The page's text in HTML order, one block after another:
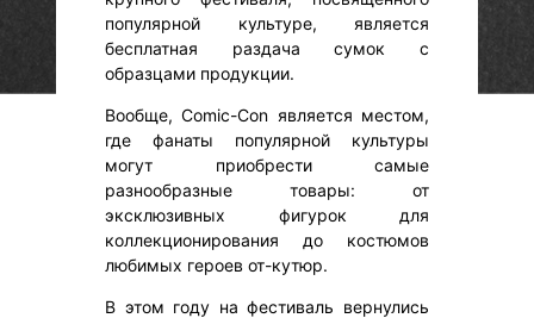
популярной культуре, является
бесплатная раздача сумок с
образцами продукции.
Вообще, Comic-Con является местом,
где фанаты популярной культуры
могут приобрести самые
разнообразные товары: от
эксклюзивных фигурок для
коллекционирования до костюмов
любимых героев от-кутюр.
В этом году на фестиваль вернулись